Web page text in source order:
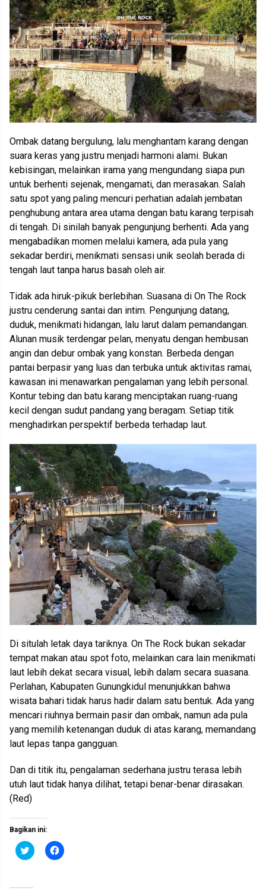
Ombak datang bergulung, lalu menghantam karang dengan
suara keras yang justru menjadi harmoni alami. Bukan
kebisingan, melainkan irama yang mengundang siapa pun
untuk berhenti sejenak, mengamati, dan merasakan. Salah
satu spot yang paling mencuri perhatian adalah jembatan
penghubung antara area utama dengan batu karang terpisah
di tengah. Di sinilah banyak pengunjung berhenti. Ada yang
mengabadikan momen melalui kamera, ada pula yang
sekadar berdiri, menikmati sensasi unik seolah berada di
tengah laut tanpa harus basah oleh air.
Tidak ada hiruk-pikuk berlebihan. Suasana di On The Rock
justru cenderung santai dan intim. Pengunjung datang,
duduk, menikmati hidangan, lalu larut dalam pemandangan.
Alunan musik terdengar pelan, menyatu dengan hembusan
angin dan debur ombak yang konstan. Berbeda dengan
pantai berpasir yang luas dan terbuka untuk aktivitas ramai,
kawasan ini menawarkan pengalaman yang lebih personal.
Kontur tebing dan batu karang menciptakan ruang-ruang
kecil dengan sudut pandang yang beragam. Setiap titik
menghadirkan perspektif berbeda terhadap laut.
Di situlah letak daya tariknya. On The Rock bukan sekadar
tempat makan atau spot foto, melainkan cara lain menikmati
laut lebih dekat secara visual, lebih dalam secara suasana.
Perlahan, Kabupaten Gunungkidul menunjukkan bahwa
wisata bahari tidak harus hadir dalam satu bentuk. Ada yang
mencari riuhnya bermain pasir dan ombak, namun ada pula
yang memilih ketenangan duduk di atas karang, memandang
laut lepas tanpa gangguan.
Dan di titik itu, pengalaman sederhana justru terasa lebih
utuh laut tidak hanya dilihat, tetapi benar-benar dirasakan.
(Red)
Bagikan ini:
K
l
n
K
l